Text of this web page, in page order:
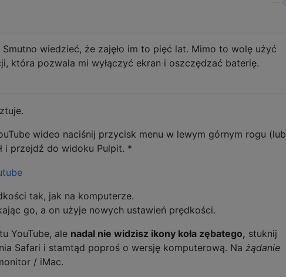
wiedzieć, że zajęło im to pięć lat. Mimo to wolę użyć
która pozwala mi wyłączyć ekran i oszczędzać baterię.
wideo naciśnij przycisk menu w lewym górnym rogu
i przejdź do widoku Pulpit. *
tak, jak na komputerze.
go, a on użyje nowych ustawień prędkości.
YouTube, ale nadal nie widzisz ikony koła zębatego, stuknij
Safari i stamtąd poproś o wersję komputerową. Na żądanie
/ iMac.